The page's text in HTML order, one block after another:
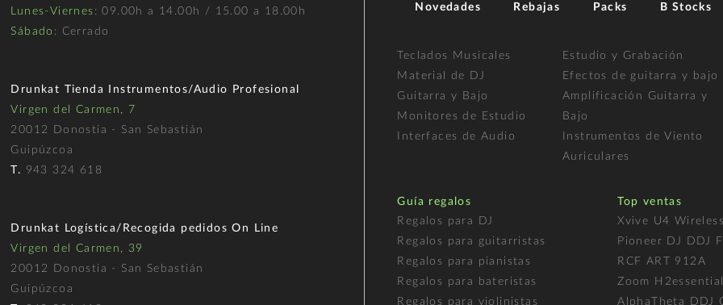
Lunes-Viernes : 09.00h a 14.00h / 15.00 a 18.00h
Sábado : Cerrado
Drunkat Tienda Instrumentos/Audio Profesional
Virgen del Carmen, 7
20012 Donostia - San Sebastián
Guipúzcoa
T. 943 324 618
Drunkat Logística/Recogida pedidos On Line
Virgen del Carmen, 39
20012 Donostia - San Sebastián
Guipúzcoa
Novedades Rebajas Packs B Stocks
Teclados Musicales
Material de DJ
Guitarra y Bajo
Monitores de Estudio
Interfaces de Audio
Estudio y Grabación
Efectos de guitarra y bajo
Amplificación Guitarra y
Bajo
Instrumentos de Viento
Auriculares
Guía regalos
Regalos para DJ
Regalos para guitarristas
Regalos para pianistas
Regalos para bateristas
Regalos para violinistas
Top ventas
Xvive U4
Pioneer DJ DDJ
RCF ART 912A
Zoom H2essential
AlphaTheta DDJ